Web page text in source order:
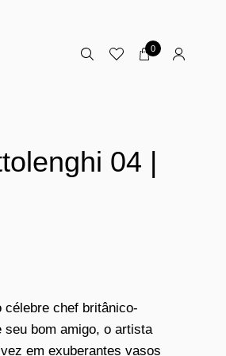
0
04 |
célebre chef britânico-
seu bom amigo, o artista
em exuberantes vasos